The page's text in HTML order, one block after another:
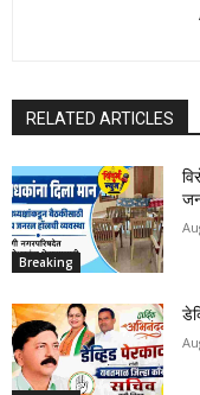
RELATED ARTICLES
Breaking